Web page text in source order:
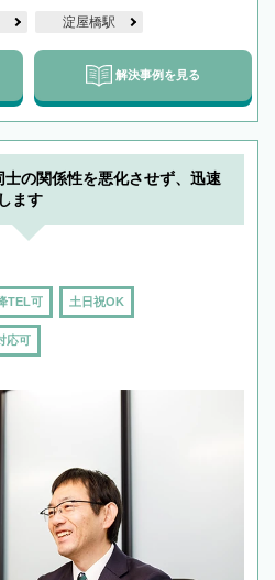
淀屋橋駅
解決事例を見る
士の関係性を悪化させず、迅速
ます
TEL可 土日祝OK
応可